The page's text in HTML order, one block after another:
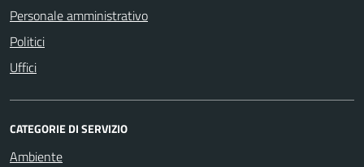
Personale amministrativo
Politici
Uffici
CATEGORIE DI SERVIZIO
Ambiente